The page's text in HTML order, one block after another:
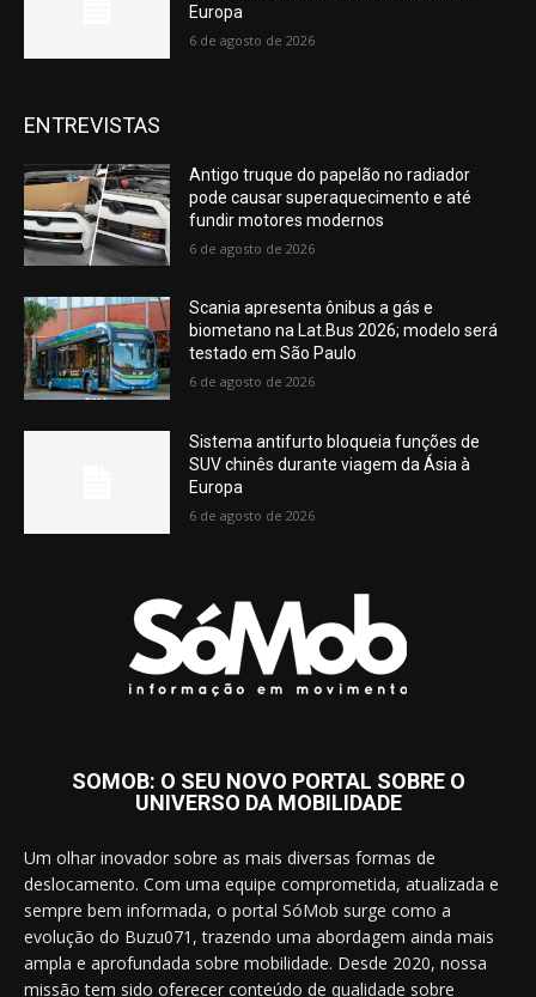
Europa
6 de agosto de 2026
ENTREVISTAS
Antigo truque do papelão no radiador
pode causar superaquecimento e até
fundir motores modernos
6 de agosto de 2026
Scania apresenta ônibus a gás e
biometano na Lat.Bus 2026; modelo será
testado em São Paulo
6 de agosto de 2026
Sistema antifurto bloqueia funções de
SUV chinês durante viagem da Ásia à
Europa
6 de agosto de 2026
SOMOB: O SEU NOVO PORTAL SOBRE O
UNIVERSO DA MOBILIDADE
Um olhar inovador sobre as mais diversas formas de
deslocamento. Com uma equipe comprometida, atualizada e
sempre bem informada, o portal SóMob surge como a
evolução do Buzu071, trazendo uma abordagem ainda mais
ampla e aprofundada sobre mobilidade. Desde 2020, nossa
missão tem sido oferecer conteúdo de qualidade sobre